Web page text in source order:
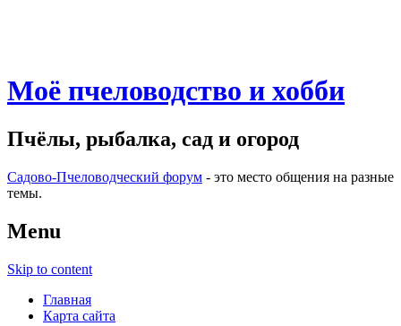
Моё пчеловодство и хобби
Пчёлы, рыбалка, сад и огород
Садово-Пчеловодческий форум - это место общения на разные
темы.
Menu
Skip to content
Главная
Карта сайта